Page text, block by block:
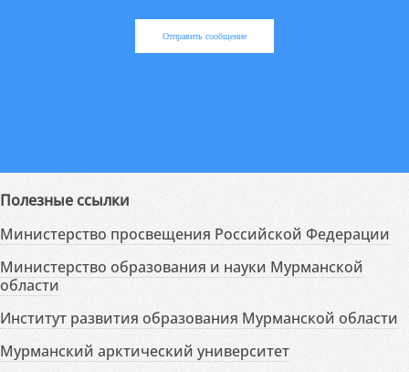
Отправить сообщение
Полезные ссылки
Министерство просвещения Российской Федерации
Министерство образования и науки Мурманской
области
Институт развития образования Мурманской области
Мурманский арктический университет